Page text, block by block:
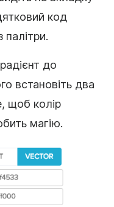
код
до
встановіть два
щоб колір
магію.